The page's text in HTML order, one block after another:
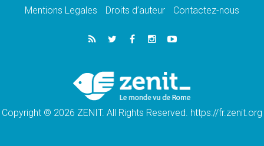
lancement des «dix jours de prière pour la
06.08.2026
Préparatifs des JMJ 2027 à Séoul: «c'est
Chrétiens et confucéens: respect et sagesse
pour relever les «défis urgents»
Mentions Legales
Droits d’auteur Contactez-nous
Copyright © 2026 ZENIT. All Rights Reserved. https://fr.zenit.org